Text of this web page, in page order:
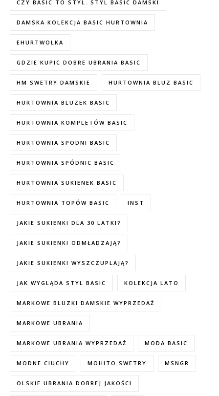
CZY BASIC TO STYL. STYL BASIC DAMSKI
DAMSKA KOLEKCJA BASIC HURTOWNIA
EHURTWOLKA
GDZIE KUPIC DOBRE UBRANIA BASIC
HM SWETRY DAMSKIE HURTOWNIA BLUZ BASIC
HURTOWNIA BLUZEK BASIC
HURTOWNIA KOMPLETÓW BASIC
HURTOWNIA SPODNI BASIC
HURTOWNIA SPÓDNIC BASIC
HURTOWNIA SUKIENEK BASIC
HURTOWNIA TOPÓW BASIC INST
JAKIE SUKIENKI DLA 30 LATKI?
JAKIE SUKIENKI ODMŁADZAJĄ?
JAKIE SUKIENKI WYSZCZUPLAJĄ?
JAK WYGLĄDA STYL BASIC KOLEKCJA LATO
MARKOWE BLUZKI DAMSKIE WYPRZEDAŻ
MARKOWE UBRANIA
MARKOWE UBRANIA WYPRZEDAŻ MODA BASIC
MODNE CIUCHY MOHITO SWETRY MSNGR
OLSKIE UBRANIA DOBREJ JAKOŚCI